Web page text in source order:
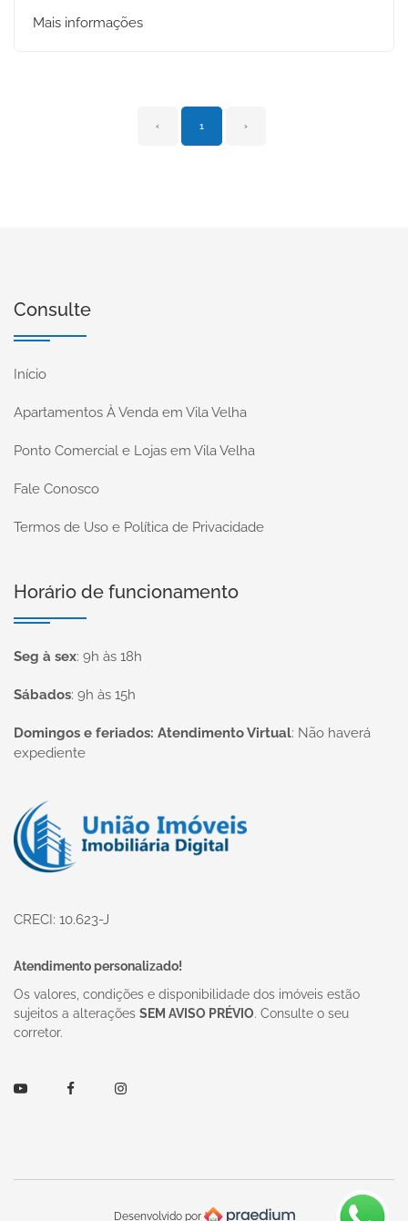
Mais informações
‹ 1 ›
Consulte
Início
Apartamentos À Venda em Vila Velha
Ponto Comercial e Lojas em Vila Velha
Fale Conosco
Termos de Uso e Política de Privacidade
Horário de funcionamento
Seg à sex: 9h às 18h
Sábados: 9h às 15h
Domingos e feriados: Atendimento Virtual: Não haverá
expediente
Página inicial
CRECI: 10.623-J
Atendimento personalizado!
Os valores, condições e disponibilidade dos imóveis estão
sujeitos a alterações SEM AVISO PRÉVIO. Consulte o seu
corretor.
Youtube FacebookInstagram
Desenvolvido por